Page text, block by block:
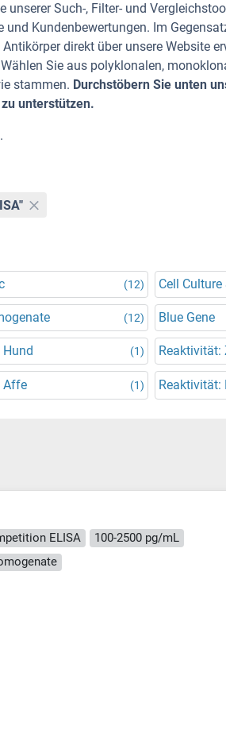
Such-, Filter- und
Kundenbewertungen. Im
direkt über unsere Website
Sie aus polyklonalen,
stammen. Durchstöbern Sie unten
unterstützen.
(12) Cell
(12) Blue Gene
(1) Reaktivität:
Affe (1) Reaktivität:
ELISA
100-2500 pg/mL